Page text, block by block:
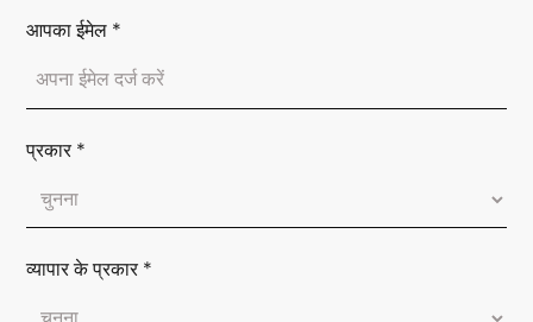
आपका ईमेल *
प्रकार *
व्यापार के प्रकार *